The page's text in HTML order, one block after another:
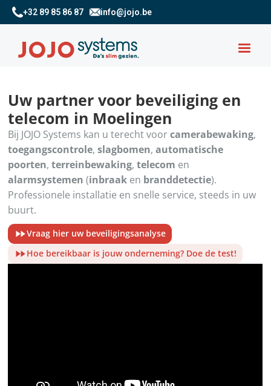
+32 89 85 86 87 info@jojo.be
Uw partner voor beveiliging en
telecom in Moelingen
Bij JOJO Systems kan u terecht voorcamerabewaking,
toegangscontrole,slagbomen,automatische
poorten,terreinbewaking,telecom en
alarmsystemen (inbraak en branddetectie).
Professionele installatie en snelle service, steeds in uw
buurt.
Vraag hier uw beveiligingsanalyse
Hoe bereikbaar is jouw onderneming? Doe de test!